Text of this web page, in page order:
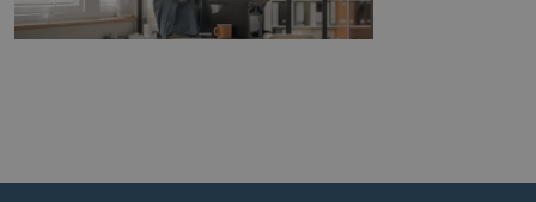
News e Media
Contattaci